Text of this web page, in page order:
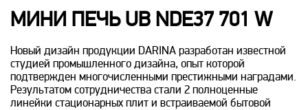
МИНИ ПЕЧЬ UB NDE37 701 W
Новый дизайн продукции DARINA разработан известной
студией промышленного дизайна, опыт которой
подтвержден многочисленными престижными наградами.
Результатом сотрудничества стали 2 полноценные
линейки стационарных плит и встраиваемой бытовой